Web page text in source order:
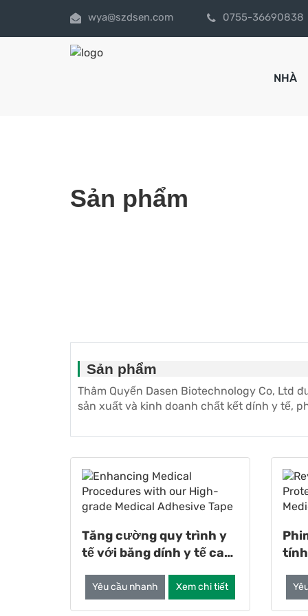
wya@szdsen.com 0755-36690838
NHÀ
Sản phẩm
Sản phẩm
Thâm Quyến Dasen Biotechnology Co, Ltd
sản xuất và kinh doanh chất kết dính y tế,
Tăng cường quy trình y
tế với băng dính y tế cao
Yêu cầu nhanh Xem chi tiết
tính
tế